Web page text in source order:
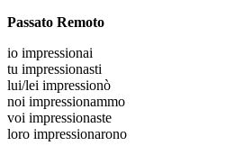
Passato Remoto
io impressionai
tu impressionasti
lui/lei impressionò
noi impressionammo
voi impressionaste
loro impressionarono